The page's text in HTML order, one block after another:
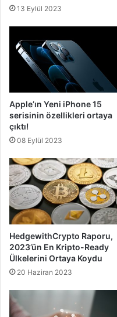
13 Eylül 2023
Apple’ın Yeni iPhone 15
serisinin özellikleri ortaya
çıktı!
08 Eylül 2023
HedgewithCrypto Raporu,
2023’ün En Kripto-Ready
Ülkelerini Ortaya Koydu
20 Haziran 2023